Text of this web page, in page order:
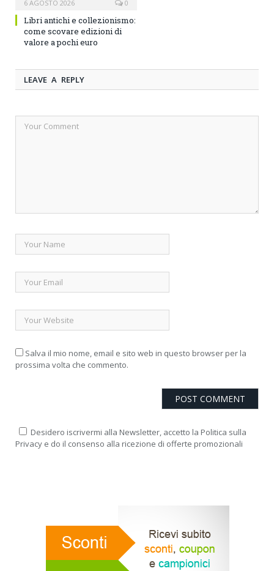
6 AGOSTO 2026 0
Libri antichi e collezionismo:
come scovare edizioni di
valore a pochi euro
LEAVE A REPLY
Salva il mio nome, email e sito web in questo browser per la
prossima volta che commento.
Desidero iscrivermi alla Newsletter, accetto la Politica sulla
Privacy e do il consenso alla ricezione di offerte promozionali